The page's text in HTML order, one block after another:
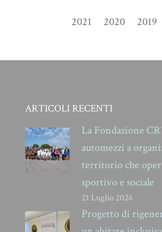
2021 2020 2019
ARTICOLI RECENTI
La Fondazione
automezzi a
territorio che
sportivo e sociale
21 Luglio 2026
Progetto di